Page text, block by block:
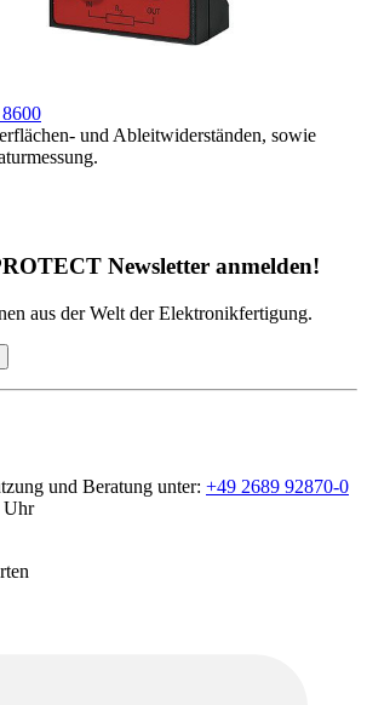
und Ableitwiderständen, sowie
Newsletter anmelden!
aus der Welt der Elektronikfertigung.
und Beratung unter: +49 2689 92870-0
Uhr